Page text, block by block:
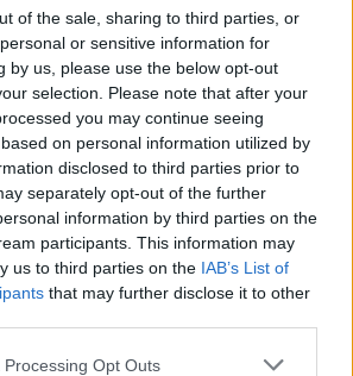
of the sale, sharing to third parties, or
or sensitive information for
by us, please use the below opt-out
selection. Please note that after your
you may continue seeing
on personal information utilized by
disclosed to third parties prior to
separately opt-out of the further
information by third parties on the
participants. This information may
us to third parties on the IAB’s List of
that may further disclose it to other
Opt Outs
cerca riscatto
e spettacolo
di
Mauri, la
e le ciliegine